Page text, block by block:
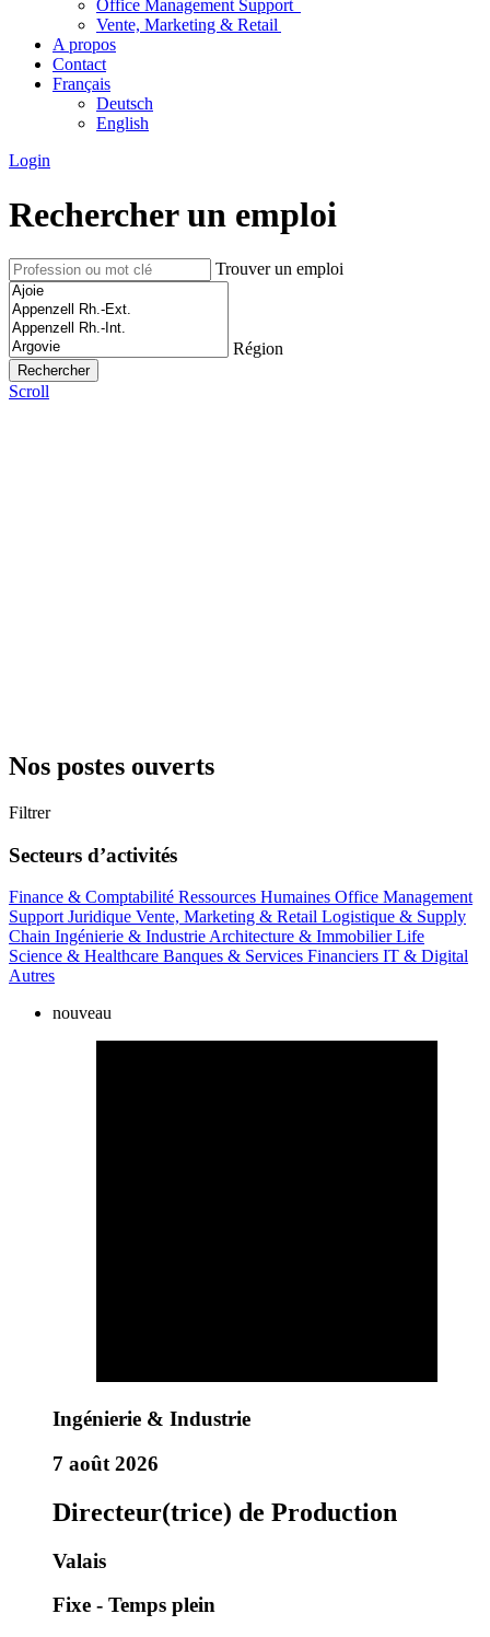
Office Management Support
Vente, Marketing & Retail
A propos
Contact
Français
Deutsch
English
Login
Rechercher un emploi
Trouver un emploi
Région
Scroll
Nos postes ouverts
Filtrer
Secteurs d’activités
Finance & Comptabilité Ressources Humaines Office Management
SupportJuridique Vente, Marketing & Retail Logistique & Supply
Chain Ingénierie & IndustrieArchitecture & ImmobilierLife
Science & Healthcare Banques & Services Financiers IT & Digital
Autres
nouveau
Ingénierie & Industrie
7 août 2026
Directeur(trice) de Production
Valais
Fixe - Temps plein